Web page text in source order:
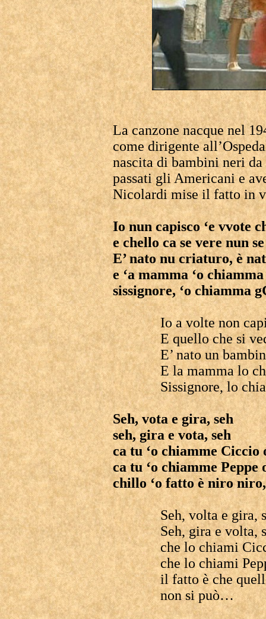
La canzone nacque nel
come dirigente
nascita di bambini neri
passati gli Americani e
Nicolardi mise il fatto in
Io nun capisco ‘e vvote
e chello ca se vere nun
E’ nato nu criaturo, è
e ‘a mamma ‘o
sissignore, ‘o chiamma
Io a volte non
E quello che si
E’ nato un
E la mamma lo
Sissignore, lo
Seh, vota e gira, seh
seh, gira e vota, seh
ca tu ‘o chiamme Ciccio
ca tu ‘o chiamme Peppe
chillo ‘o fatto è niro
Seh, volta e gira,
Seh, gira e volta,
che lo chiami
che lo chiami
il fatto è che
non si può…